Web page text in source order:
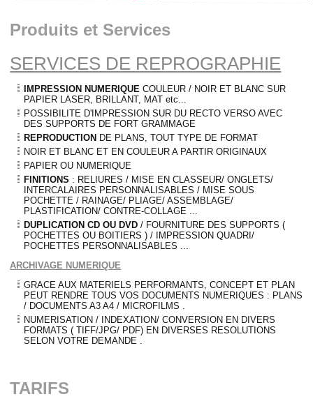
Produits et Services
SERVICES DE REPROGRAPHIE
IMPRESSION NUMERIQUE COULEUR / NOIR ET BLANC SUR
PAPIER LASER, BRILLANT, MAT etc...
POSSIBILITE D'IMPRESSION SUR DU RECTO VERSO AVEC
DES SUPPORTS DE FORT GRAMMAGE
REPRODUCTION DE PLANS, TOUT TYPE DE FORMAT
NOIR ET BLANC ET EN COULEUR A PARTIR ORIGINAUX
PAPIER OU NUMERIQUE
FINITIONS : RELIURES / MISE EN CLASSEUR/ ONGLETS/
INTERCALAIRES PERSONNALISABLES / MISE SOUS
POCHETTE / RAINAGE/ PLIAGE/ ASSEMBLAGE/
PLASTIFICATION/ CONTRE-COLLAGE ...
DUPLICATION CD OU DVD / FOURNITURE DES SUPPORTS (
POCHETTES OU BOITIERS ) / IMPRESSION QUADRI/
POCHETTES PERSONNALISABLES ...
ARCHIVAGE NUMERIQUE
GRACE AUX MATERIELS PERFORMANTS, CONCEPT ET PLAN
PEUT RENDRE TOUS VOS DOCUMENTS NUMERIQUES : PLANS
/ DOCUMENTS A3 A4 / MICROFILMS .
NUMERISATION / INDEXATION/ CONVERSION EN DIVERS
FORMATS ( TIFF/JPG/ PDF) EN DIVERSES RESOLUTIONS
SELON VOTRE DEMANDE .
TARIFS